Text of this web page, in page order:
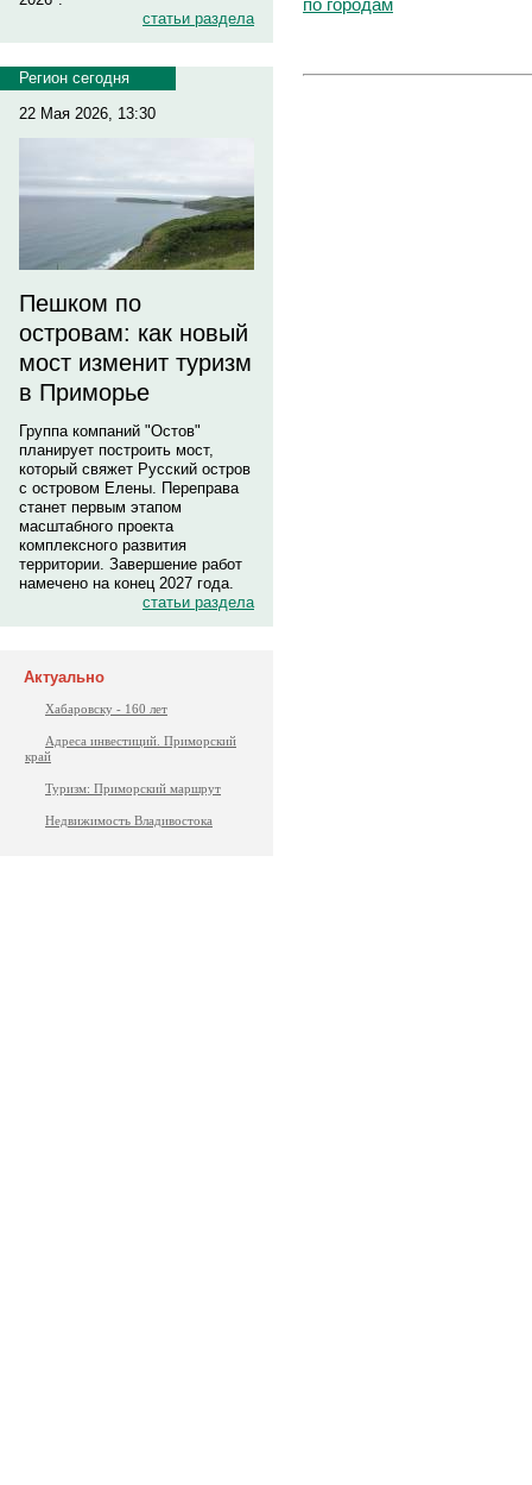
статьи раздела
Регион сегодня
22 Мая 2026, 13:30
Пешком по
островам: как новый
мост изменит туризм
в Приморье
Группа компаний "Остов"
планирует построить мост,
который свяжет Русский остров
с островом Елены. Переправа
станет первым этапом
масштабного проекта
комплексного развития
территории. Завершение работ
намечено на конец 2027 года.
статьи раздела
Актуально
Хабаровску - 160 лет
Адреса инвестиций. Приморский
край
Туризм: Приморский маршрут
Недвижимость Владивостока